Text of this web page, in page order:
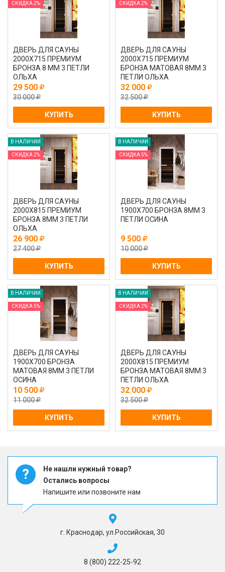
СКИДКА 2%
ДВЕРЬ ДЛЯ САУНЫ
2000Х715 ПРЕМИУМ
БРОНЗА 8 ММ 3 ПЕТЛИ
ОЛЬХА
29 500
30 000
КУПИТЬ
СКИДКА 2%
ДВЕРЬ ДЛЯ САУНЫ
2000Х715 ПРЕМИУМ
БРОНЗА МАТОВАЯ 8ММ 3
ПЕТЛИ ОЛЬХА
32 000
32 500
КУПИТЬ
В НАЛИЧИИ
СКИДКА 2%
ДВЕРЬ ДЛЯ САУНЫ
2000Х815 ПРЕМИУМ
БРОНЗА 8ММ 3 ПЕТЛИ
ОЛЬХА
26 900
27 400
КУПИТЬ
В НАЛИЧИИ
СКИДКА 5%
ДВЕРЬ ДЛЯ САУНЫ
1900Х700 БРОНЗА 8ММ 3
ПЕТЛИ ОСИНА
9 500
10 000
КУПИТЬ
В НАЛИЧИИ
СКИДКА 5%
ДВЕРЬ ДЛЯ САУНЫ
1900Х700 БРОНЗА
МАТОВАЯ 8ММ 3 ПЕТЛИ
ОСИНА
10 500
11 000
КУПИТЬ
В НАЛИЧИИ
СКИДКА 2%
ДВЕРЬ ДЛЯ САУНЫ
2000Х815 ПРЕМИУМ
БРОНЗА МАТОВАЯ 8ММ 3
ПЕТЛИ ОЛЬХА
32 000
32 500
КУПИТЬ
?
Не нашли нужный товар?
Остались вопросы
Напишите или позвоните нам
г. Краснодар, ул.Российская, 30
8 (800) 222-25-92